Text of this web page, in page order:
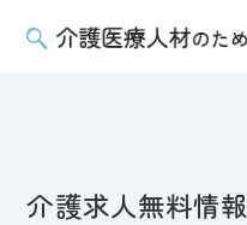
介護求人無料情報